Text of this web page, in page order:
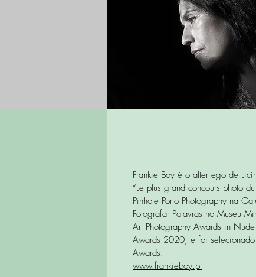
Frankie Boy é o alter ego de
“Le plus grand concours photo
Pinhole Porto Photography na
Fotografar Palavras no Museu
Art Photography Awards in
Awards 2020, e foi
Awards.
www.frankieboy.pt